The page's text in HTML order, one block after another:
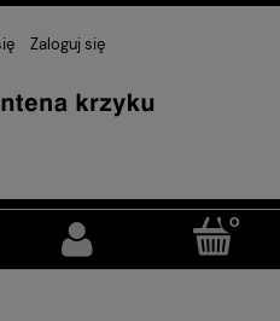
Zaloguj się